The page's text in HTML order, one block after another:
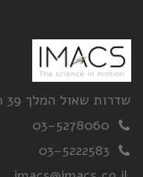
שדרות שאול המלך 39 תל אביב
03-5278060
03-5222583